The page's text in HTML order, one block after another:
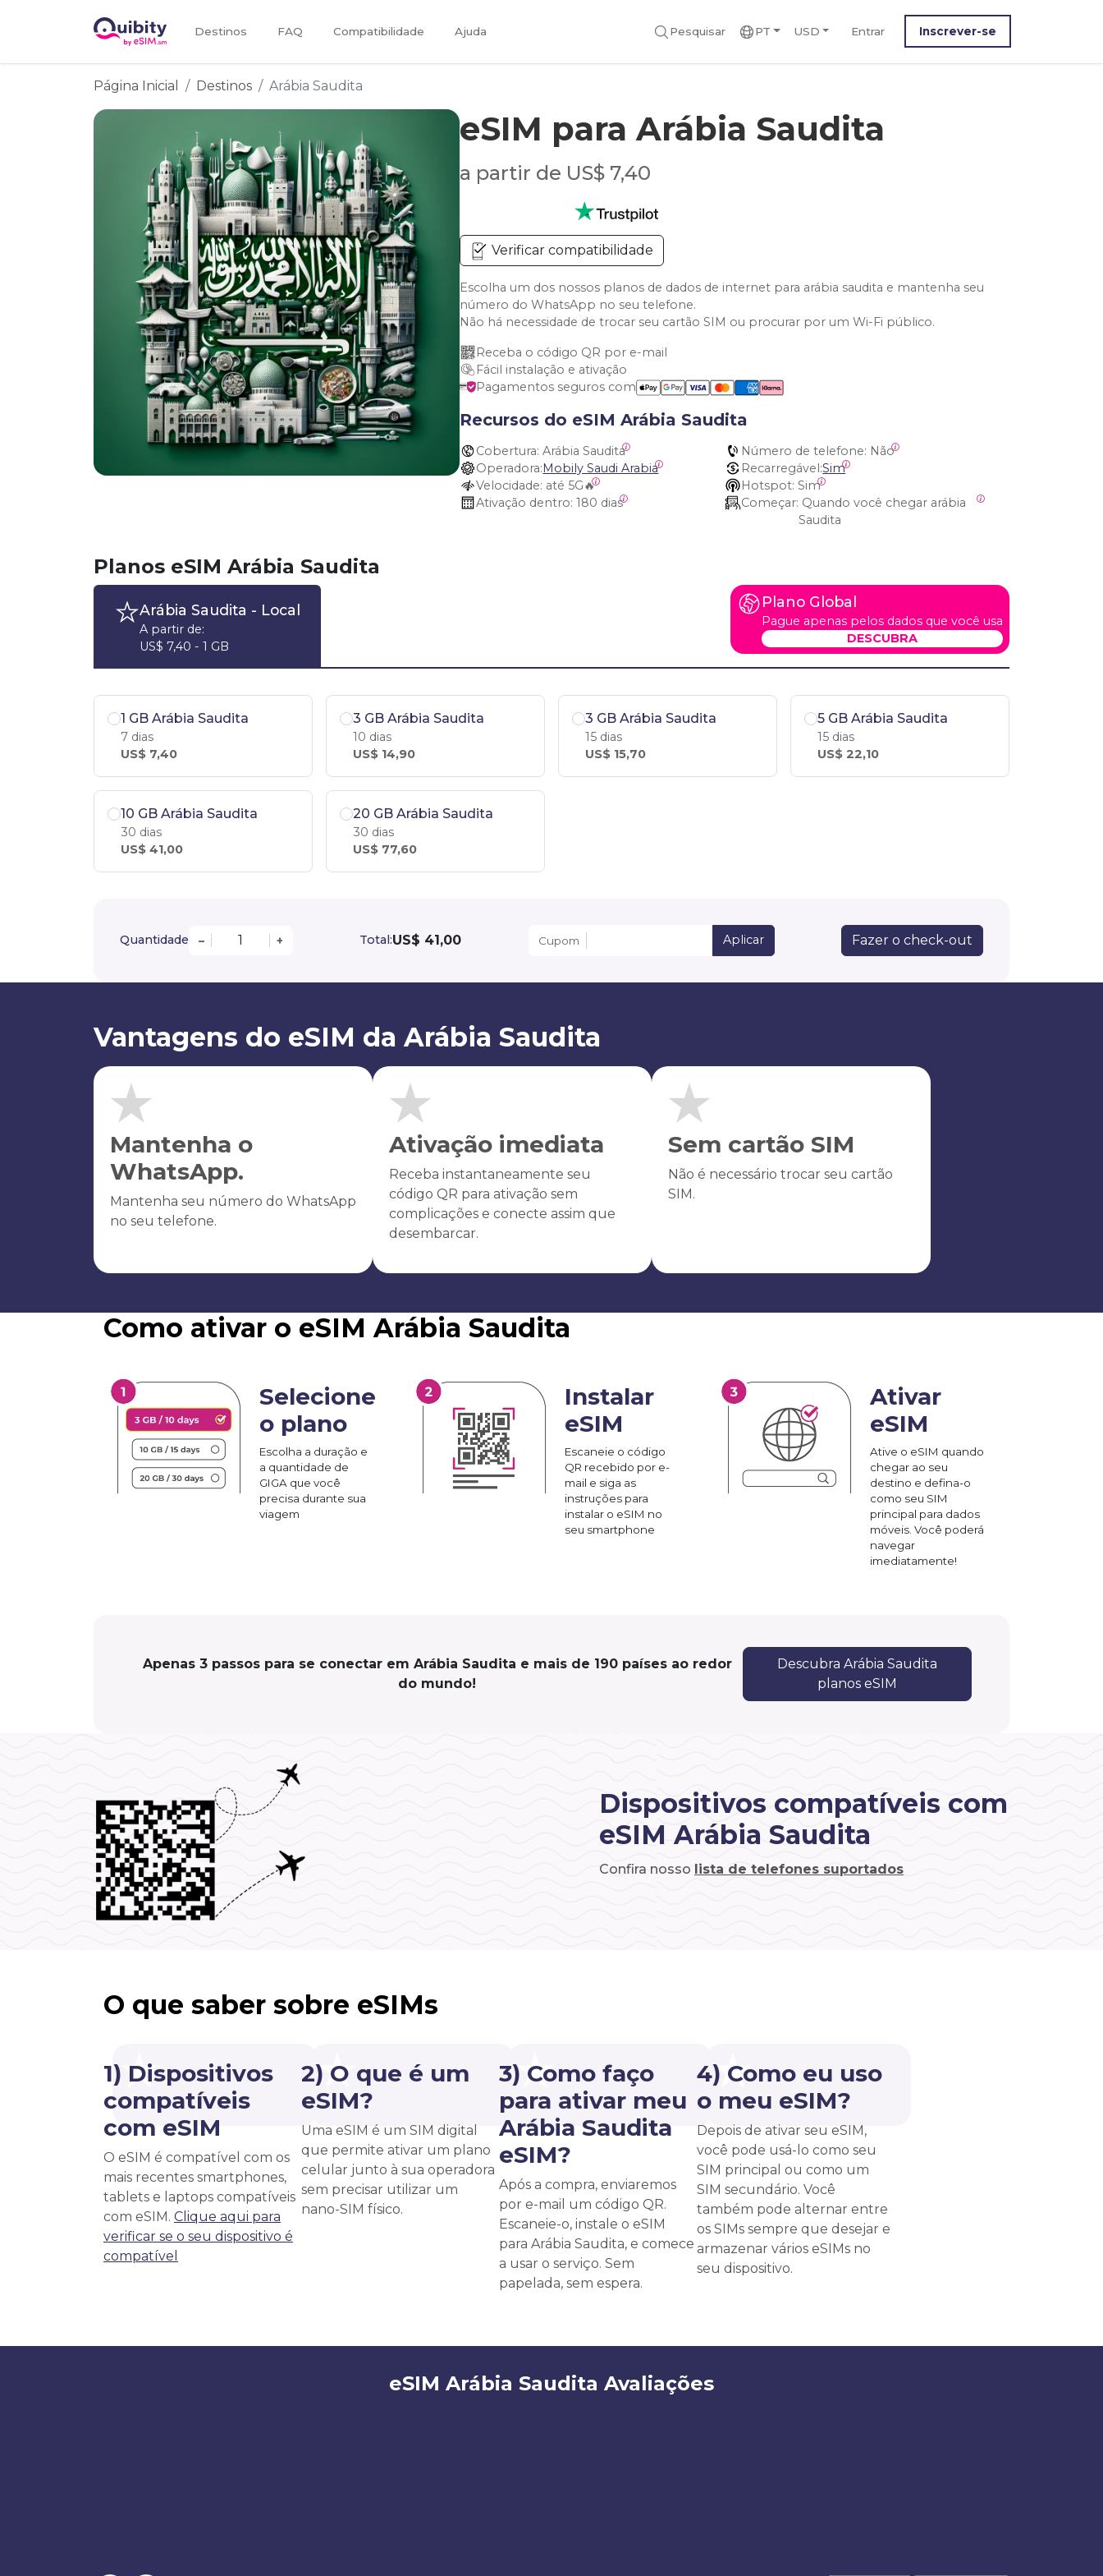
Destinos FAQ Compatibilidade Ajuda Pesquisar PT USD Entrar Inscrever-se
Página Inicial Destinos Arábia Saudita
eSIM para Arábia Saudita
a partir de US$ 7,40
Verificar compatibilidade
Escolha um dos nossos planos de dados de internet para arábia saudita e mantenha seu
número do WhatsApp no seu telefone.
Não há necessidade de trocar seu cartão SIM ou procurar por um Wi-Fi público.
Receba o código QR por e-mail
Fácil instalação e ativação
Pagamentos seguros com
Recursos do eSIM Arábia Saudita
Cobertura: Arábia Saudita Número de telefone: Não
Operadora:Mobily Saudi Arabia Recarregável:Sim
Velocidade: até 5G🔥 Hotspot: Sim
Ativação dentro: 180 dias Começar:
Saudita
Planos eSIM Arábia Saudita
Arábia Saudita - Local
A partir de:
US$ 7,40 - 1 GB
Plano Global
Pague apenas pelos dados que você usa
DESCUBRA
1 GB Arábia Saudita
7 dias
US$ 7,40
3 GB Arábia Saudita
10 dias
US$ 14,90
3 GB Arábia Saudita
15 dias
US$ 15,70
5 GB Arábia Saudita
15 dias
US$ 22,10
10 GB Arábia Saudita
30 dias
US$ 41,00
20 GB Arábia Saudita
30 dias
US$ 77,60
Quantidade – + Total:US$ 41,00 Cupom Aplicar Fazer o check-out
Vantagens do eSIM da Arábia Saudita
Mantenha o
WhatsApp.
Mantenha seu número do WhatsApp
no seu telefone.
Ativação imediata
Receba instantaneamente seu
código QR para ativação sem
complicações e conecte assim que
desembarcar.
Sem cartão SIM
Não é necessário trocar seu cartão
SIM.
Como ativar o eSIM Arábia Saudita
Selecione
o plano
Escolha a duração e
a quantidade de
GIGA que você
precisa durante sua
viagem
Instalar
eSIM
Escaneie o código
QR recebido por e-
mail e siga as
instruções para
instalar o eSIM no
seu smartphone
Ativar
eSIM
Ative o eSIM quando
chegar ao seu
destino e defina-o
como seu SIM
principal para dados
móveis. Você poderá
navegar
imediatamente!
Apenas 3 passos para se conectar em Arábia Saudita e mais de 190 países ao redor
do mundo!
Descubra Arábia Saudita
planos eSIM
Dispositivos compatíveis com
eSIM Arábia Saudita
Confira nosso lista de telefones suportados
O que saber sobre eSIMs
1) Dispositivos
compatíveis
com eSIM
O eSIM é compatível com os
mais recentes smartphones,
tablets e laptops compatíveis
com eSIM. Clique aqui para
verificar se o seu dispositivo é
compatível
2) O que é um
eSIM?
Uma eSIM é um SIM digital
que permite ativar um plano
celular junto à sua operadora
sem precisar utilizar um
nano-SIM físico.
3) Como faço
para ativar meu
Arábia Saudita
eSIM?
Após a compra, enviaremos
por e-mail um código QR.
Escaneie-o, instale o eSIM
para Arábia Saudita, e comece
a usar o serviço. Sem
papelada, sem espera.
4) Como eu uso
o meu eSIM?
Depois de ativar seu eSIM,
você pode usá-lo como seu
SIM principal ou como um
SIM secundário. Você
também pode alternar entre
os SIMs sempre que desejar e
armazenar vários eSIMs no
seu dispositivo.
eSIM Arábia Saudita Avaliações